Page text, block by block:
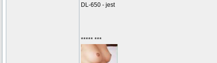
DL-650 - jest
***** ***